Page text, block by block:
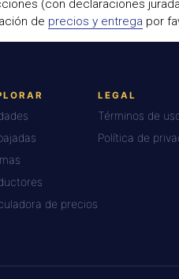
(con declaraciones
de precios y entrega por
de precios
LEGAL
Términos de
Política de